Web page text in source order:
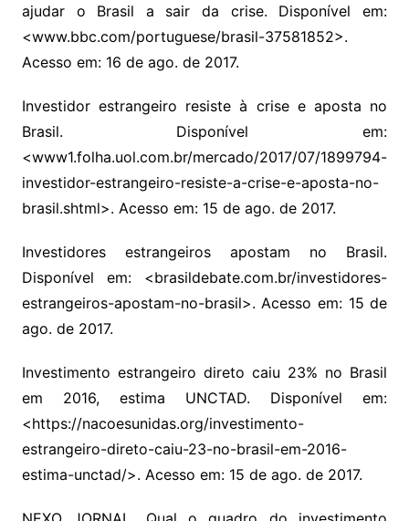
ajudar o Brasil a sair da crise. Disponível em:
<www.bbc.com/portuguese/brasil-37581852>.
Acesso em: 16 de ago. de 2017.
Investidor estrangeiro resiste à crise e aposta no
Brasil. Disponível em:
<www1.folha.uol.com.br/mercado/2017/07/1899794-
investidor-estrangeiro-resiste-a-crise-e-aposta-no-
brasil.shtml>. Acesso em: 15 de ago. de 2017.
Investidores estrangeiros apostam no Brasil.
Disponível em: <brasildebate.com.br/investidores-
estrangeiros-apostam-no-brasil>. Acesso em: 15 de
ago. de 2017.
Investimento estrangeiro direto caiu 23% no Brasil
em 2016, estima UNCTAD. Disponível em:
<https://nacoesunidas.org/investimento-
estrangeiro-direto-caiu-23-no-brasil-em-2016-
estima-unctad/>. Acesso em: 15 de ago. de 2017.